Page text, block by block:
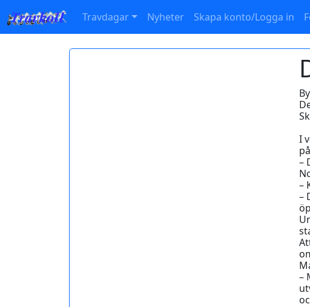
Travdagar Nyheter Skapa konto/Logga in
I
–
–
–
–